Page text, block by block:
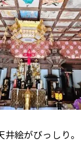
絵がびっしり。